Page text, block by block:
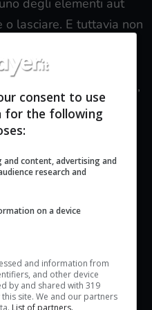
degli elementi aut
lasciare. E tuttavia non
riscontrato
all’esperienza
negli anni Novanta,
per poter
dappertutto, da
smartphone, e il
riscontrando troppi
lessicale: per
è definibile come
nella forma, ben
di far sognare, e
consent to use
for the following
and content, advertising and
research and
on a device
and information from
and other device
by and shared with 319
site. We and our partners
List of partners.